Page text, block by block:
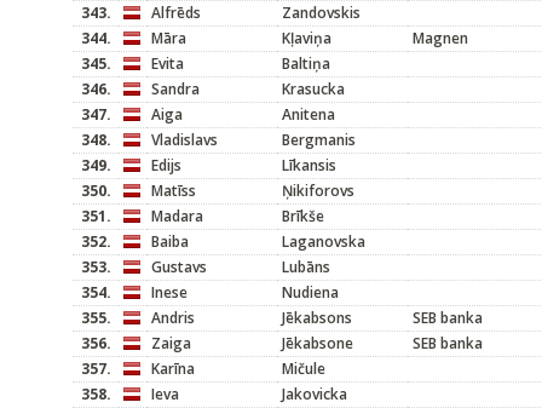
343.
Alfrēds
Zandovskis
344.
Māra Kļaviņa
Magnen
345.
Evita
Baltiņa
346.
Sandra
Krasucka
347.
Aiga
Anitena
348.
Vladislavs
Bergmanis
349.
Edijs
Līkansis
350.
Matīss
Ņikiforovs
351.
Madara
Brīkše
352.
Baiba
Laganovska
353.
Gustavs
Lubāns
354.
Inese
Nudiena
355.
Andris Jēkabsons
SEB banka
356.
Zaiga Jēkabsone
SEB banka
357.
Karīna
Mičule
358.
Ieva
Jakovicka